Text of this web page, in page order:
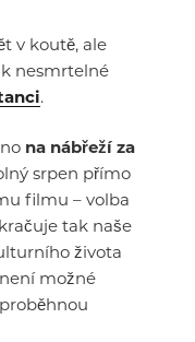
v koutě, ale
k nesmrtelné
.
na nábřeží za
srpen přímo
filmu – volba
tak naše
života
možné